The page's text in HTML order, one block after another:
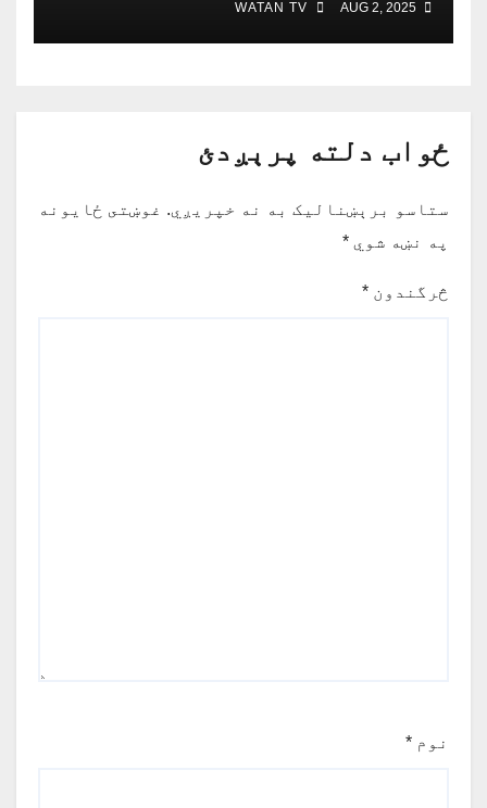
ځواب دلته پرېږدئ
ستاسو برېښناليک به نه خپريږي. غوښتى ځایونه
په نښه شوي *
څرگندون *
نوم *